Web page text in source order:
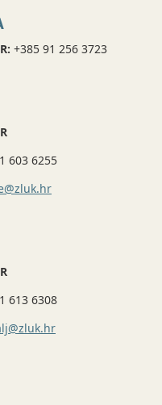
+385 91 256 3723
603 6255
613 6308